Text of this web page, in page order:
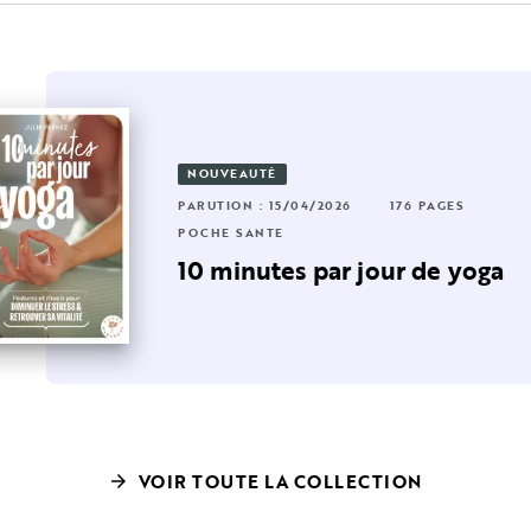
PAGES
pour
: 26/03/2025
224 PAGES
SANTÉ
minutes pour détendre
muscles du stre…
NOUVEAUTÉ
PARUTION : 15/04/2026
176 PAGES
POCHE SANTÉ
10 minutes par jour de yoga
arrow_forward VOIR TOUTE LA COLLECTION